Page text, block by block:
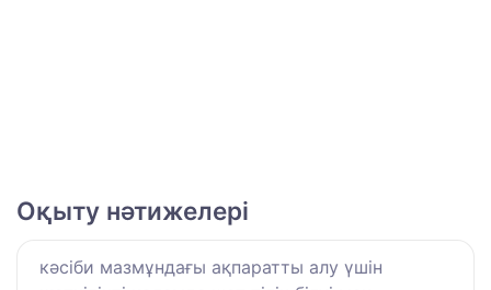
Оқыту нәтижелері
кәсіби мазмұндағы ақпаратты алу үшін